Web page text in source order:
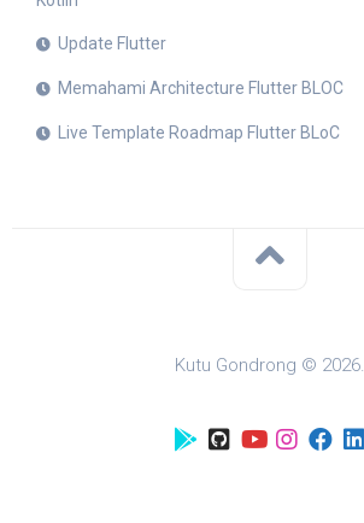
Update Flutter
Memahami Architecture Flutter BLOC
Live Template Roadmap Flutter BLoC
Kutu Gondrong © 2026.